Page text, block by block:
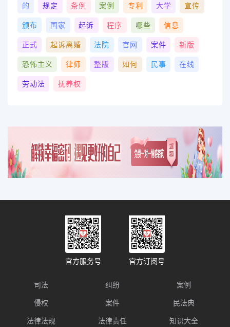
的 规定 条例 案例 专利 大学 宣传
颁布 国家 起诉 程序 哪些 信息
正式 起诉离婚 法院 官网 案件 新版
恐怖主义 律师 整版 如何 民事 在线
劳动法 抚养权
官方服务号 官方订阅号
司法 纠纷 案例
侵权 案件 民法典
法律法规 法律责任 知识大全